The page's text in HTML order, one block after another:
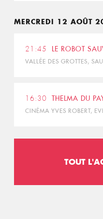
MERCREDI 12 AOÛT
21:45 LE ROBOT
VALLÉE DES GROTTES,
16:30 THELMA DU
CINÉMA YVES ROBERT,
TOUT